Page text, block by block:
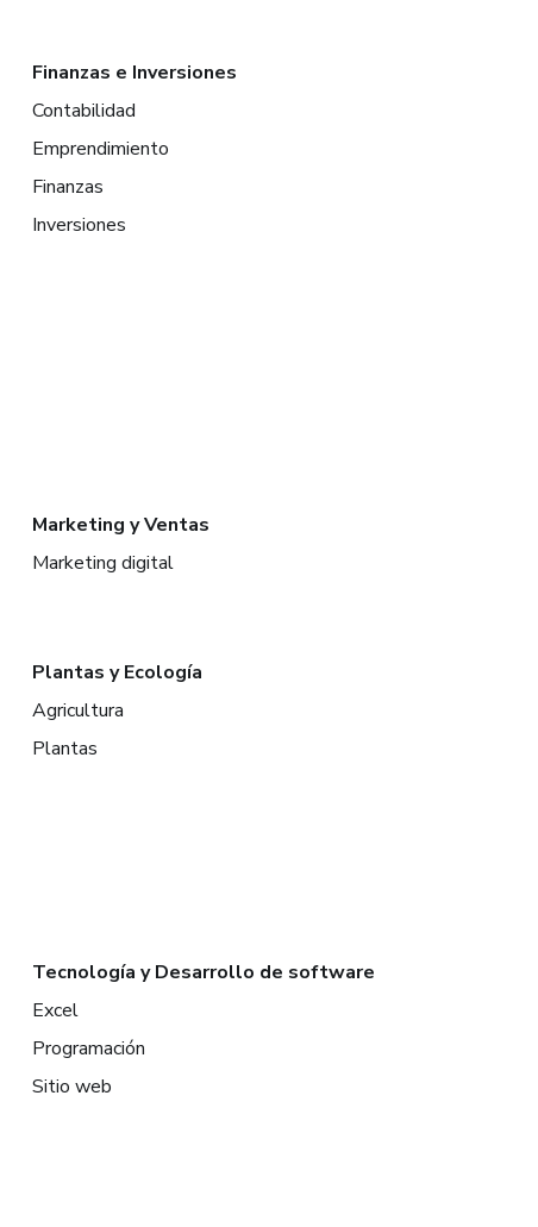
Finanzas e Inversiones
Contabilidad
Emprendimiento
Finanzas
Inversiones
Marketing y Ventas
Marketing digital
Plantas y Ecología
Agricultura
Plantas
Tecnología y Desarrollo de software
Excel
Programación
Sitio web